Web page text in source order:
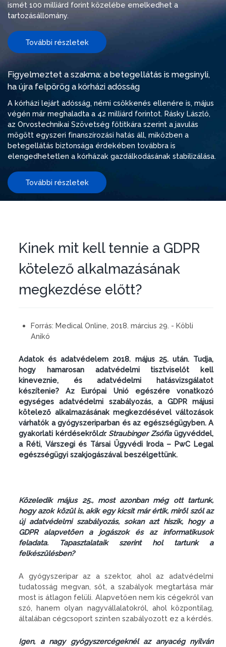
ismét 100 milliárd forint közelébe emelkedhet a
tartozásállomány.
További részletek
Figyelmeztet a szakma: a betegellátás is megsínyli,
ha újra felpörög a kórházi adósság
A kórházi lejárt adósság, némi csökkenés ellenére is, május
végén már meghaladta a 42 milliárd forintot. Rásky László,
az Orvostechnikai Szövetség főtitkára szerint a javulás
mögött egyszeri finanszírozási hatás áll, miközben a
betegellátás biztonsága érdekében továbbra is
elengedhetetlen a kórházak gazdálkodásának stabilizálása.
További részletek
Kinek mit kell tennie a GDPR
kötelező alkalmazásának
megkezdése előtt?
Forrás: Medical Online, 2018. március 29. - Köbli
Anikó
Adatok és adatvédelem 2018. május 25. után. Tudja,
hogy hamarosan adatvédelmi tisztviselőt kell
kineveznie, és adatvédelmi hatásvizsgálatot
készítenie? Az Európai Unió egészére vonatkozó
egységes adatvédelmi szabályozás, a GDPR májusi
kötelező alkalmazásának megkezdésével változások
várhatók a gyógyszeriparban és az egészségügyben. A
gyakorlati kérdésekrőldr. Straubinger Zsófia ügyvéddel,
a Réti, Várszegi és Társai Ügyvédi Iroda – PwC Legal
egészségügyi szakjogászával beszélgettünk.
Közeledik május 25., most azonban még ott tartunk,
hogy azok közül is, akik egy kicsit már értik, miről szól az
új adatvédelmi szabályozás, sokan azt hiszik, hogy a
GDPR alapvetően a jogászok és az informatikusok
feladata. Tapasztalataik szerint hol tartunk a
felkészülésben?
A gyógyszeripar az a szektor, ahol az adatvédelmi
tudatosság megvan, sőt, a szabályok megtartása már
most is átlagon felüli. Alapvetően nem kis cégekről van
szó, hanem olyan nagyvállalatokról, ahol központilag,
általában cégcsoport szinten szabályozott ez a kérdés.
Igen, a nagy gyógyszercégeknél az anyacég nyilván